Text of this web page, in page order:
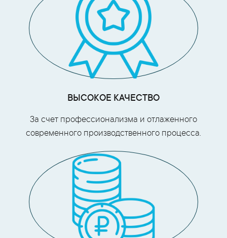
ВЫСОКОЕ КАЧЕСТВО
За счет профессионализма и отлаженного
современного производственного процесса.